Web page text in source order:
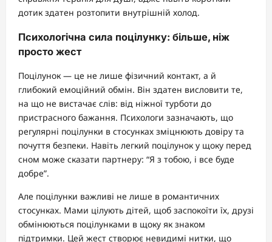
дотик здатен розтопити внутрішній холод.
Психологічна сила поцілунку: більше, ніж
просто жест
Поцілунок — це не лише фізичний контакт, а й
глибокий емоційний обмін. Він здатен висловити те,
на що не вистачає слів: від ніжної турботи до
пристрасного бажання. Психологи зазначають, що
регулярні поцілунки в стосунках зміцнюють довіру та
почуття безпеки. Навіть легкий поцілунок у щоку перед
сном може сказати партнеру: “Я з тобою, і все буде
добре”.
Але поцілунки важливі не лише в романтичних
стосунках. Мами цілують дітей, щоб заспокоїти їх, друзі
обмінюються поцілунками в щоку як знаком
підтримки. Цей жест створює невидимі нитки, що